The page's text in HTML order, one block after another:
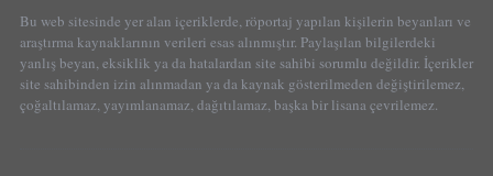
Bu web sitesinde yer alan içeriklerde, röportaj yapılan kişilerin beyanları ve
araştırma kaynaklarının verileri esas alınmıştır. Paylaşılan bilgilerdeki
yanlış beyan, eksiklik ya da hatalardan site sahibi sorumlu değildir. İçerikler
site sahibinden izin alınmadan ya da kaynak gösterilmeden değiştirilemez,
çoğaltılamaz, yayımlanamaz, dağıtılamaz, başka bir lisana çevrilemez.